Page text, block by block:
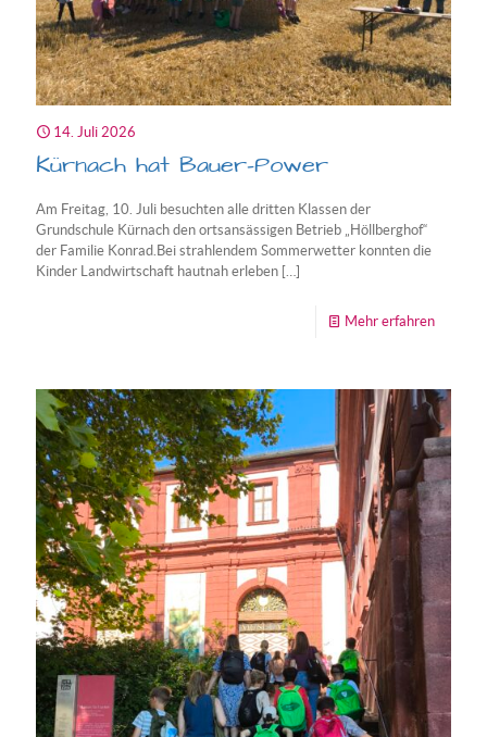
14. Juli 2026
Kürnach hat Bauer-Power
Am Freitag, 10. Juli besuchten alle dritten Klassen der
Grundschule Kürnach den ortsansässigen Betrieb „Höllberghof“
der Familie Konrad.Bei strahlendem Sommerwetter konnten die
Kinder Landwirtschaft hautnah erleben […]
Mehr erfahren-
hat
Bauer-
Power